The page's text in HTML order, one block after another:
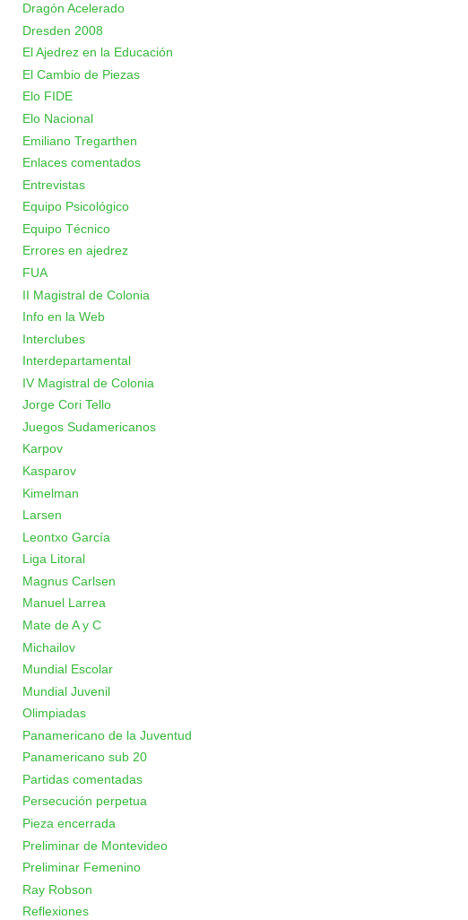
Dragón Acelerado
Dresden 2008
El Ajedrez en la Educación
El Cambio de Piezas
Elo FIDE
Elo Nacional
Emiliano Tregarthen
Enlaces comentados
Entrevistas
Equipo Psicológico
Equipo Técnico
Errores en ajedrez
FUA
II Magistral de Colonia
Info en la Web
Interclubes
Interdepartamental
IV Magistral de Colonia
Jorge Cori Tello
Juegos Sudamericanos
Karpov
Kasparov
Kimelman
Larsen
Leontxo García
Liga Litoral
Magnus Carlsen
Manuel Larrea
Mate de A y C
Michailov
Mundial Escolar
Mundial Juvenil
Olimpiadas
Panamericano de la Juventud
Panamericano sub 20
Partidas comentadas
Persecución perpetua
Pieza encerrada
Preliminar de Montevideo
Preliminar Femenino
Ray Robson
Reflexiones